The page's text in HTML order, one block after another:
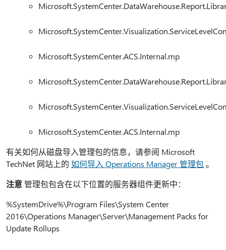
Microsoft.SystemCenter.ACS.Internal.mp
Microsoft.SystemCenter.ACS.Internal.mp
有关如何从磁盘导入管理包的信息，请参阅 Microsoft
TechNet 网站上的 如何导入 Operations Manager 管理包。
注意 管理包包含在以下位置的服务器组件更新中：
%SystemDrive%\Program Files\System Center
2016\Operations Manager\Server\Management Packs for
Update Rollups